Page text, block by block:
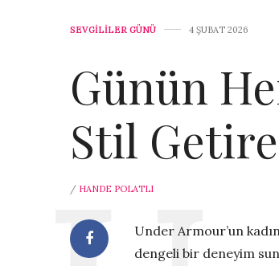
SEVGILILER GÜNÜ 4 ŞUBAT 2026
Günün
Stil
/ HANDE POLATLI
Under Armour’un
dengeli bir deneyim